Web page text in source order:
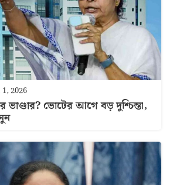
2026
ভাণ্ডার? ভোটের আগে বড় দুশ্চিন্তা,